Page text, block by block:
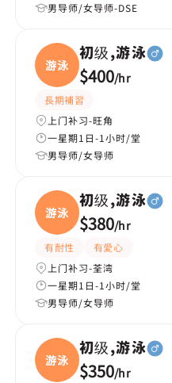
男导师/女导师-DSE
游泳
初级,游泳
$400/hr
長期補習
上门补习-旺角
一星期1日-1小时/堂
男导师/女导师
游泳
初级,游泳
$380/hr
有耐性
有愛心
上门补习-荃湾
一星期1日-1小时/堂
男导师/女导师
游泳
初级,游泳
$350/hr